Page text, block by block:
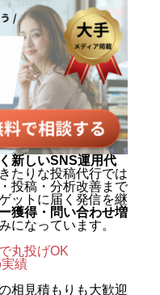
新しいSNS運用代
たりな投稿代行では
投稿・分析改善まで
ットに届く発信を継
獲得・問い合わせ増
になっています。
丸投げOK
績
相見積もりも大歓迎